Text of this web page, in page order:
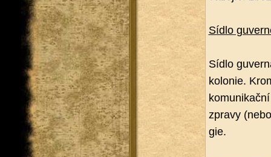
Sídlo
Sídlo
ko­lo­nie.
zpra­vy
gie.